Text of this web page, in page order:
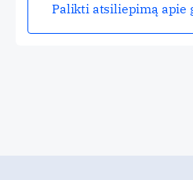
Palikti atsiliepimą apie